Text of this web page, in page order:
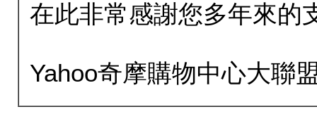
在此非常感謝您多年來的
Yahoo奇摩購物中心大